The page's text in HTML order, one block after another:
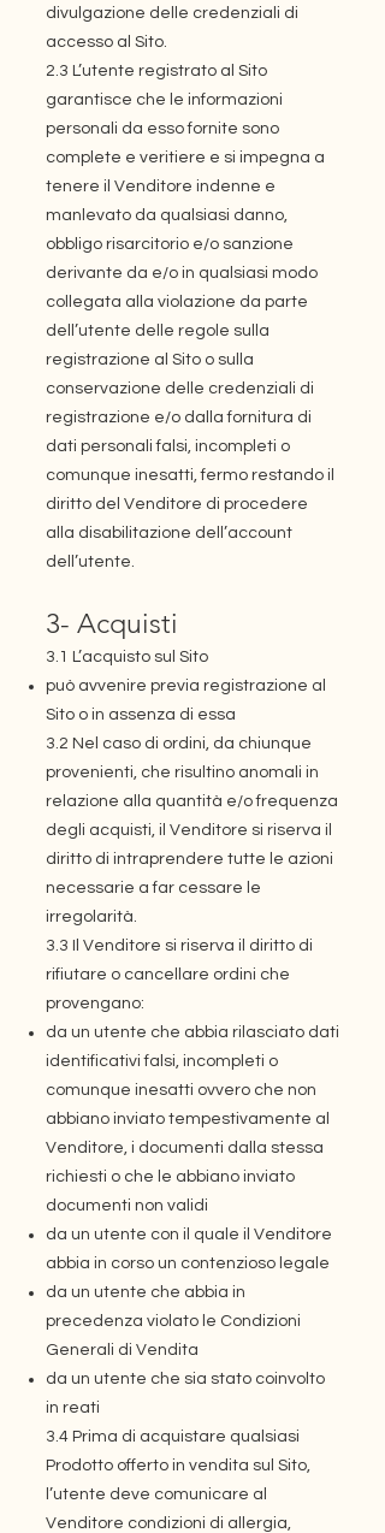
divulgazione delle credenziali di
accesso al Sito.
2.3 L’utente registrato al Sito
garantisce che le informazioni
personali da esso fornite sono
complete e veritiere e si impegna a
tenere il Venditore indenne e
manlevato da qualsiasi danno,
obbligo risarcitorio e/o sanzione
derivante da e/o in qualsiasi modo
collegata alla violazione da parte
dell’utente delle regole sulla
registrazione al Sito o sulla
conservazione delle credenziali di
registrazione e/o dalla fornitura di
dati personali falsi, incompleti o
comunque inesatti, fermo restando il
diritto del Venditore di procedere
alla disabilitazione dell’account
dell’utente.
3- Acquisti
3.1 L’acquisto sul Sito
può avvenire previa registrazione al
Sito o in assenza di essa
3.2 Nel caso di ordini, da chiunque
provenienti, che risultino anomali in
relazione alla quantità e/o frequenza
degli acquisti, il Venditore si riserva il
diritto di intraprendere tutte le azioni
necessarie a far cessare le
irregolarità.
3.3 Il Venditore si riserva il diritto di
rifiutare o cancellare ordini che
provengano:
da un utente che abbia rilasciato dati
identificativi falsi, incompleti o
comunque inesatti ovvero che non
abbiano inviato tempestivamente al
Venditore, i documenti dalla stessa
richiesti o che le abbiano inviato
documenti non validi
da un utente con il quale il Venditore
abbia in corso un contenzioso legale
da un utente che abbia in
precedenza violato le Condizioni
Generali di Vendita
da un utente che sia stato coinvolto
in reati
3.4 Prima di acquistare qualsiasi
Prodotto offerto in vendita sul Sito,
l’utente deve comunicare al
Venditore condizioni di allergia,